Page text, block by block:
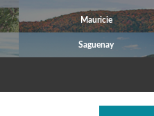
Mauricie
Saguenay